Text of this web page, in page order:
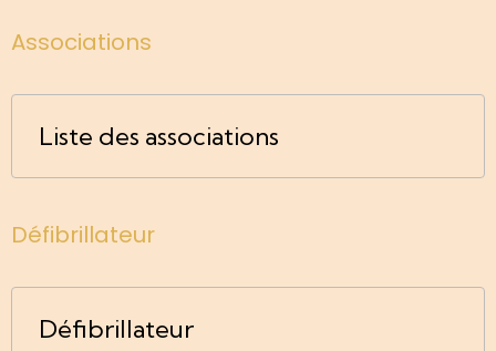
Associations
Liste des associations
Défibrillateur
Défibrillateur